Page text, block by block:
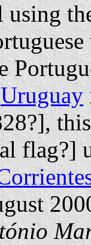
using
Uruguay
flag?]